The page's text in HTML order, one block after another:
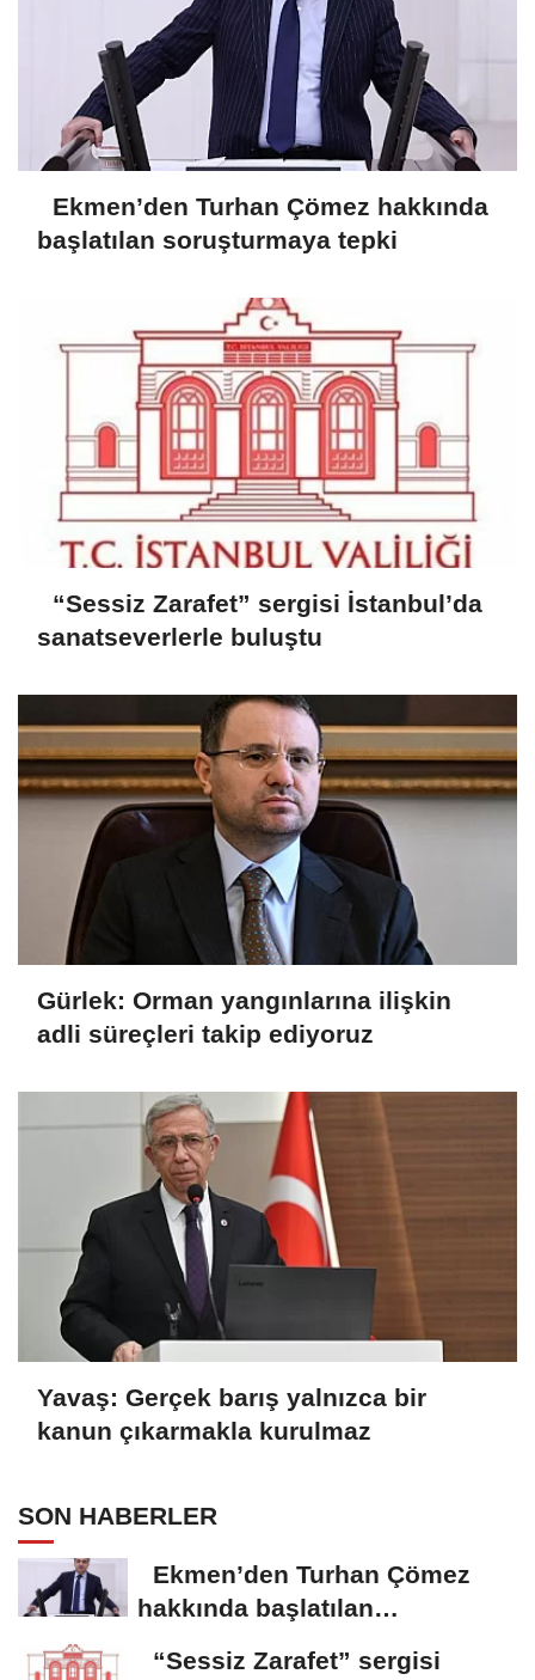
Ekmen’den Turhan Çömez hakkında
başlatılan soruşturmaya tepki
“Sessiz Zarafet” sergisi İstanbul’da
sanatseverlerle buluştu
Gürlek: Orman yangınlarına ilişkin
adli süreçleri takip ediyoruz
Yavaş: Gerçek barış yalnızca bir
kanun çıkarmakla kurulmaz
SON HABERLER
Ekmen’den Turhan Çömez
hakkında başlatılan
“Sessiz Zarafet” sergisi